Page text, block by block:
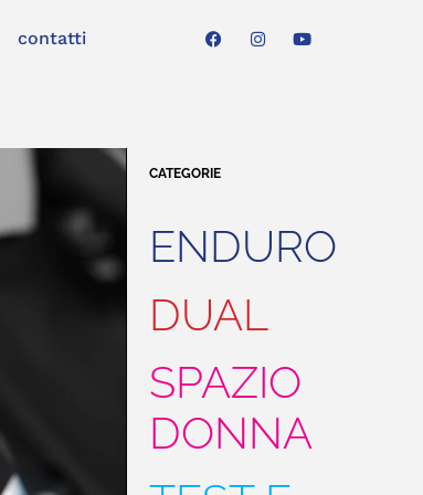
contatti
CATEGORIE
ENDURO
DUAL
SPAZIO
DONNA